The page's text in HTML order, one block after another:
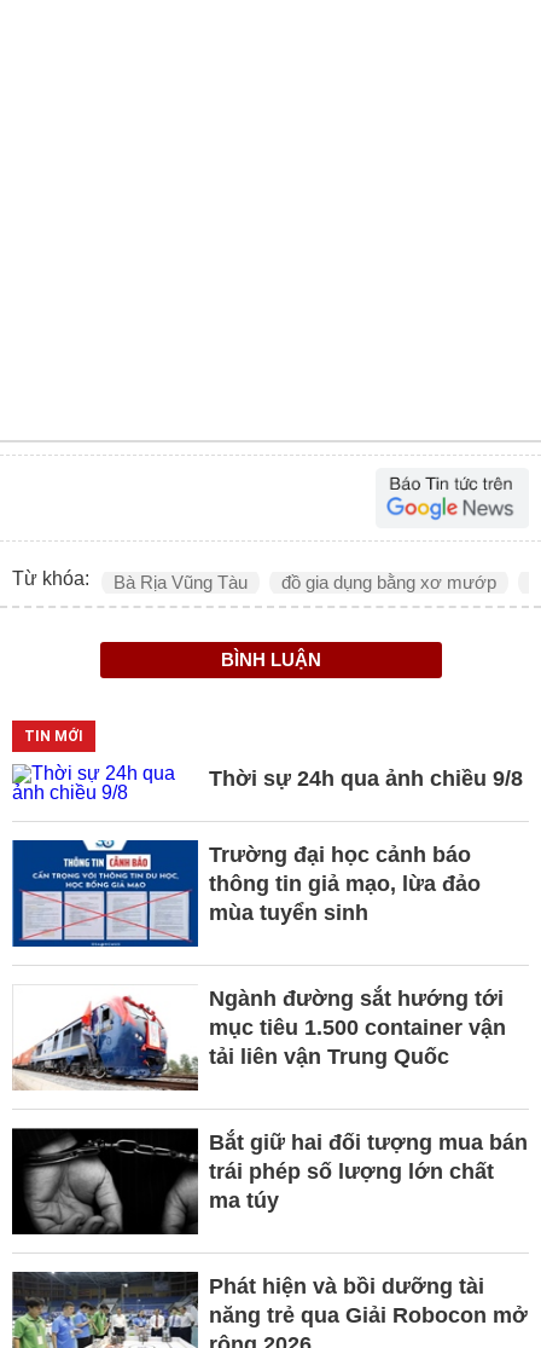
Từ khóa: Bà Rịa Vũng Tàu đồ gia dụng bằng xơ mướp
BÌNH LUẬN
TIN MỚI
Thời sự 24h qua ảnh chiều 9/8
Trường đại học cảnh báo
thông tin giả mạo, lừa đảo
mùa tuyển sinh
Ngành đường sắt hướng tới
mục tiêu 1.500 container vận
tải liên vận Trung Quốc
Bắt giữ hai đối tượng mua bán
trái phép số lượng lớn chất
ma túy
Phát hiện và bồi dưỡng tài
năng trẻ qua Giải Robocon mở